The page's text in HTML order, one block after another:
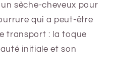
sèche-cheveux pour
qui a peut-être
transport : la toque
initiale et son